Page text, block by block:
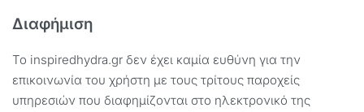
Διαφήμιση
Το inspiredhydra.gr δεν έχει καμία ευθύνη για την
επικοινωνία του χρήστη με τους τρίτους παροχείς
υπηρεσιών που διαφημίζονται στο ηλεκτρονικό της